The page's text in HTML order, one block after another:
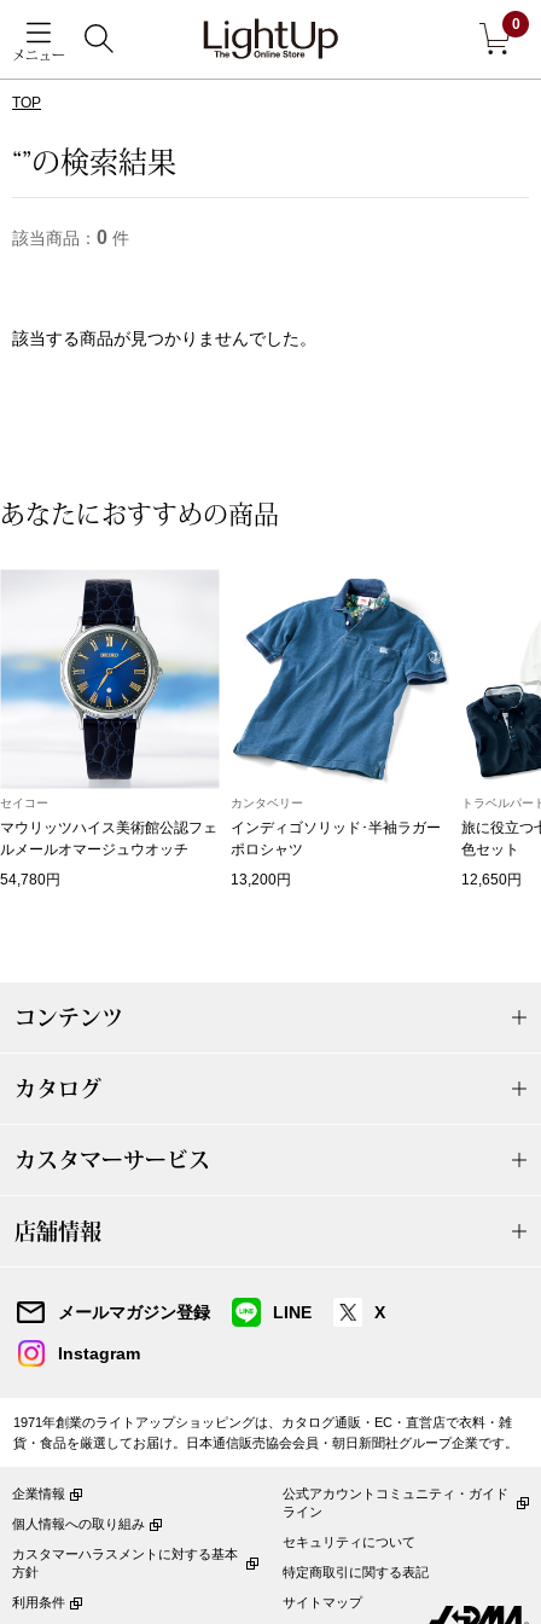
メニュー
0
すべて見る
アクセサリー
BOGARD 最新号はこちら
アウター
Tシャツ／カッ
ポロシャツ
トレーナー／
セーター／カ
ショート･クロ
ルームウェア
アンダーウェア
TOP
“”の検索結果
該当商品： 0 件
該当する商品が見つかりませんでした。
あなたにおすすめの商品
セイコー
マウリッツハイス美術館公認フェ
ルメールオマージュウオッチ
54,780円
カンタベリー
インディゴソリッド･半袖ラガー
ポロシャツ
13,200円
トラベルパー
旅に役立つ
色セット
12,650円
コンテンツ
カタログ
カスタマーサービス
店舗情報
メールマガジン登録 LINE X
Instagram
1971年創業のライトアップショッピングは、カタログ通販・EC・直営店で衣料・雑
貨・食品を厳選してお届け。日本通信販売協会会員・朝日新聞社グループ企業です。
企業情報
個人情報への取り組み
カスタマーハラスメントに対する基本
方針
利用条件
公式アカウントコミュニティ・ガイド
ライン
セキュリティについて
特定商取引に関する表記
サイトマップ